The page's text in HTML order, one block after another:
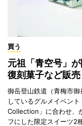
買う
元祖「青空号」
復刻菓子など販売
御岳登山鉄道（青梅市
しているグルメイベン
Collection」に合わせ、
フにした限定スイーツ2